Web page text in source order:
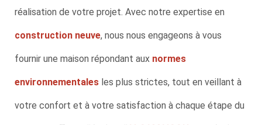
réalisation de votre projet. Avec notre expertise en
construction neuve, nous nous engageons à vous
fournir une maison répondant aux normes
environnementales les plus strictes, tout en veillant à
votre confort et à votre satisfaction à chaque étape du